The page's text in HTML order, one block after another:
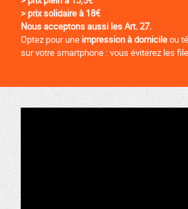
> prix solidaire à 18€
Nous acceptons aussi les Art. 27.
Optez pour une impression à domicileou
sur votre smartphone : vous éviterez les